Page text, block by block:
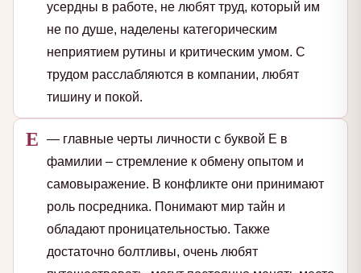
усердны в работе, не любят труд, который им
не по душе, наделены категорическим
неприятием рутины и критическим умом. С
трудом расслабляются в компании, любят
тишину и покой.
Е
— главные черты личности с буквой Е в
фамилии – стремление к обмену опытом и
самовыражение. В конфликте они принимают
роль посредника. Понимают мир тайн и
обладают проницательностью. Также
достаточно болтливы, очень любят